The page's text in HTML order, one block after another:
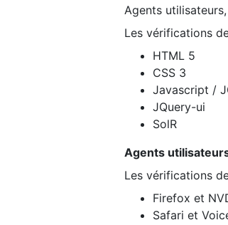
Agents
Les vérifications
HTML 5
CSS 3
Javascript /
JQuery-ui
SolR
Agents
Les vérifications
Firefox et
Safari et